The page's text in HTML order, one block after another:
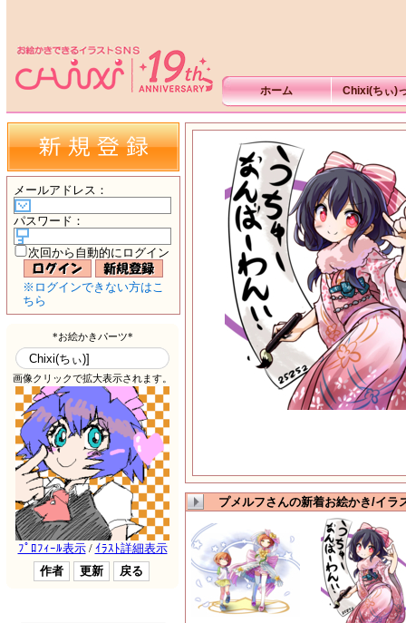
ホーム Chixi(ちぃ)
メールアドレス ：
パスワード ：
次回から自動的にログイン
※ログインできない方はこ
ちら
プメルフさんの新着お絵かき/イラ